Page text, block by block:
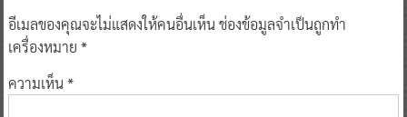
อีเมลของคุณจะไม่แสดงให้คนอื่นเห็นช่องข้อมูลจำเป็นถูกทำ
เครื่องหมาย *
ความเห็น*